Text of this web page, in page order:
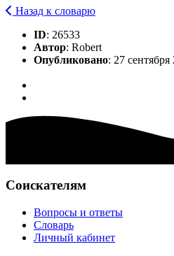
Назад к словарю
ID: 26533
Автор: Robert
Опубликовано: 27 сентября
Соискателям
Вопросы и ответы
Словарь
Личный кабинет